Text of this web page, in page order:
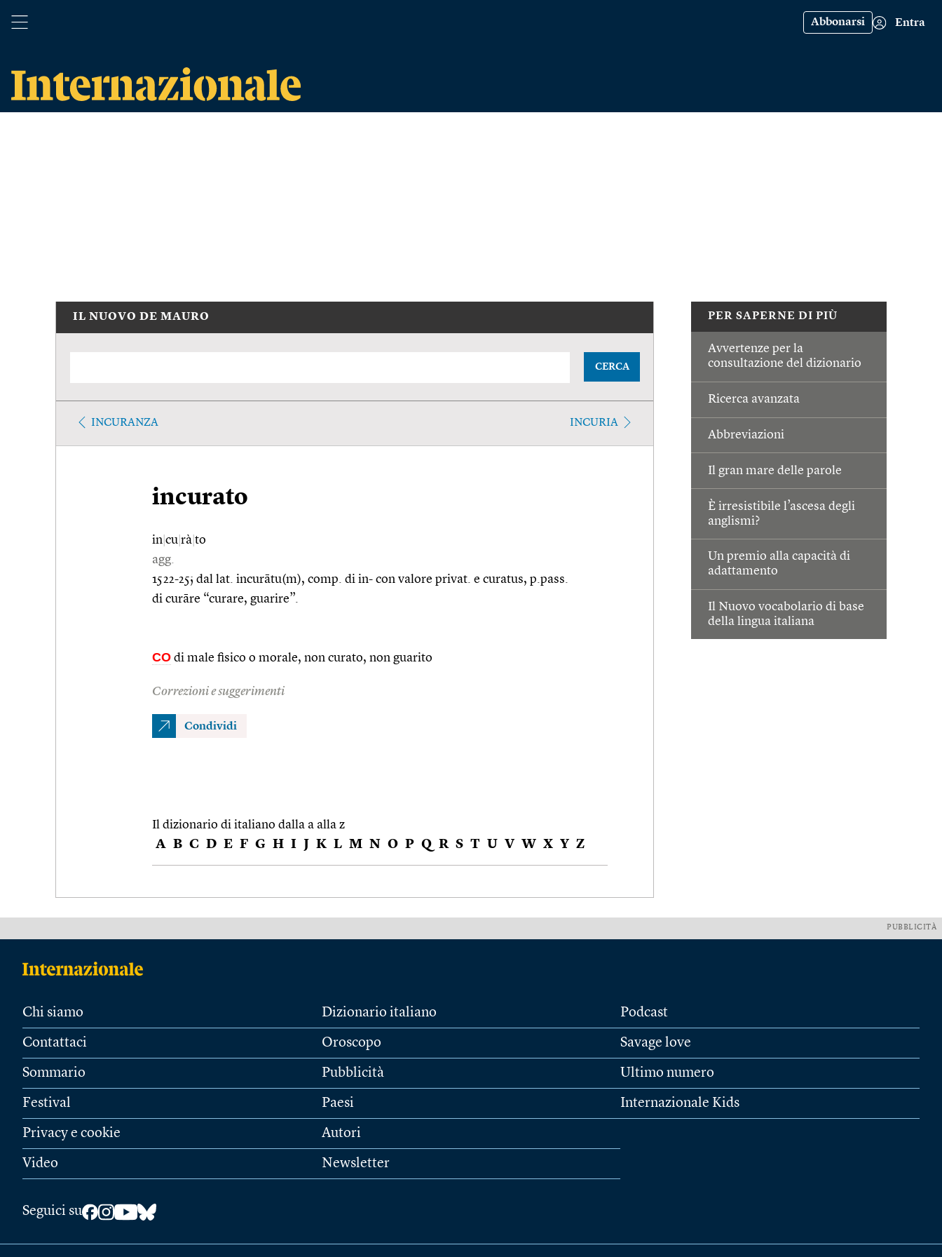
Abbonarsi Entra
PER SAPERNE DI PIÙ
Avvertenze per la
consultazione del dizionario
Ricerca avanzata
Abbreviazioni
Il gran mare delle parole
È irresistibile l’ascesa degli
anglismi?
Un premio alla capacità di
adattamento
Il Nuovo vocabolario di base
della lingua italiana
IL NUOVO DE MAURO
CERCA
INCURANZA INCURIA
incurato
in cu rà to
agg.
1522-25; dal lat. incurātu(m), comp. di in- con valore privat. e curatus, p.pass.
di curāre “curare, guarire”.
CO di male fisico o morale, non curato, non guarito
Correzioni e suggerimenti
Condividi
Il dizionario di italiano dalla a alla z
A B C D E F G H I J K L M N O P Q R S T U V W X Y Z
PUBBLICITÀ
Chi siamo
Contattaci
Sommario
Festival
Privacy e cookie
Video
Dizionario italiano
Oroscopo
Pubblicità
Paesi
Autori
Newsletter
Podcast
Savage love
Ultimo numero
Internazionale Kids
Seguici su